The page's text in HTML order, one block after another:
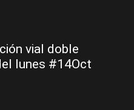
vial doble
lunes #14Oct